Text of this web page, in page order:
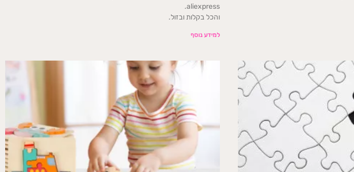
aliexpress.
והכל בקלות ובזול.
למידע נוסף